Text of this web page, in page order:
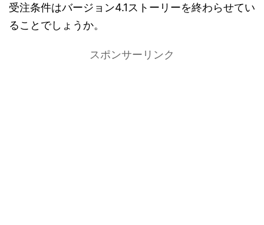
受注条件はバージョン4.1ストーリーを終わらせてい
ることでしょうか。
スポンサーリンク